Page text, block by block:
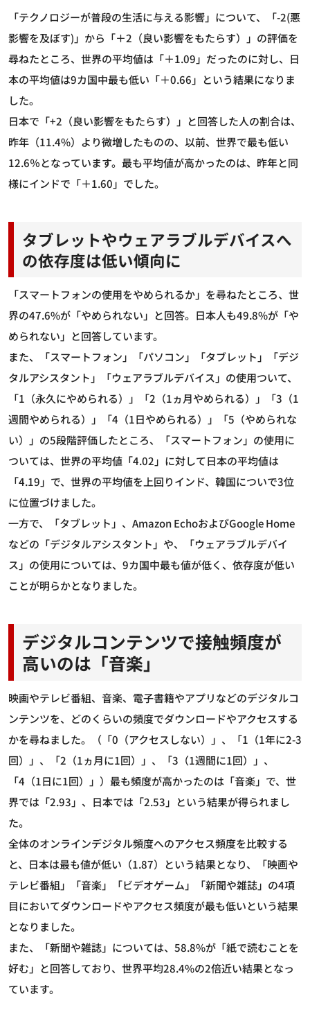
「テクノロジーが普段の生活に与える影響」について、「-2(悪
影響を及ぼす)」から「＋2（良い影響をもたらす）」の評価を
尋ねたところ、世界の平均値は「＋1.09」だったのに対し、日
本の平均値は9カ国中最も低い「＋0.66」という結果になりま
した。
日本で「+2（良い影響をもたらす）」と回答した人の割合は、
昨年（11.4%）より微増したものの、以前、世界で最も低い
12.6％となっています。最も平均値が高かったのは、昨年と同
様にインドで「＋1.60」でした。
タブレットやウェアラブルデバイスへ
の依存度は低い傾向に
「スマートフォンの使用をやめられるか」を尋ねたところ、世
界の47.6%が「やめられない」と回答。日本人も49.8%が「や
められない」と回答しています。
また、「スマートフォン」「パソコン」「タブレット」「デジ
タルアシスタント」「ウェアラブルデバイス」の使用ついて、
「1（永久にやめられる）」「2（1ヵ月やめられる）」「3（1
週間やめられる）」「4（1日やめられる）」「5（やめられな
い）」の5段階評価したところ、「スマートフォン」の使用に
ついては、世界の平均値「4.02」に対して日本の平均値は
「4.19」で、世界の平均値を上回りインド、韓国についで3位
に位置づけました。
一方で、「タブレット」、Amazon EchoおよびGoogle Home
などの「デジタルアシスタント」や、「ウェアラブルデバイ
ス」の使用については、9カ国中最も値が低く、依存度が低い
ことが明らかとなりました。
デジタルコンテンツで接触頻度が
高いのは「音楽」
映画やテレビ番組、音楽、電子書籍やアプリなどのデジタルコ
ンテンツを、どのくらいの頻度でダウンロードやアクセスする
かを尋ねました。（「0（アクセスしない）」、「1（1年に2-3
回）」、「2（1ヵ月に1回）」、「3（1週間に1回）」、
「4（1日に1回）」）最も頻度が高かったのは「音楽」で、世
界では「2.93」、日本では「2.53」という結果が得られまし
た。
全体のオンラインデジタル頻度へのアクセス頻度を比較する
と、日本は最も値が低い（1.87）という結果となり、「映画や
テレビ番組」「音楽」「ビデオゲーム」「新聞や雑誌」の4項
目においてダウンロードやアクセス頻度が最も低いという結果
となりました。
また、「新聞や雑誌」については、58.8%が「紙で読むことを
好む」と回答しており、世界平均28.4%の2倍近い結果となっ
ています。